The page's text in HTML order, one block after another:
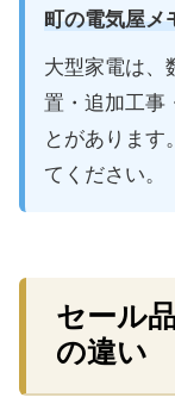
町の電気屋メ
大型家電は、
置・追加工事
とがあります
てください。
セール
の違い